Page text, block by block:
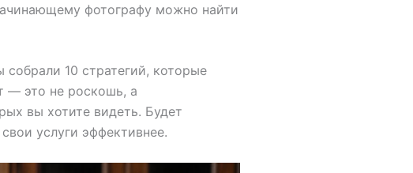
фотографу можно найти
10 стратегий, которые
— это не роскошь, а
вы хотите видеть. Будет
услуги эффективнее.